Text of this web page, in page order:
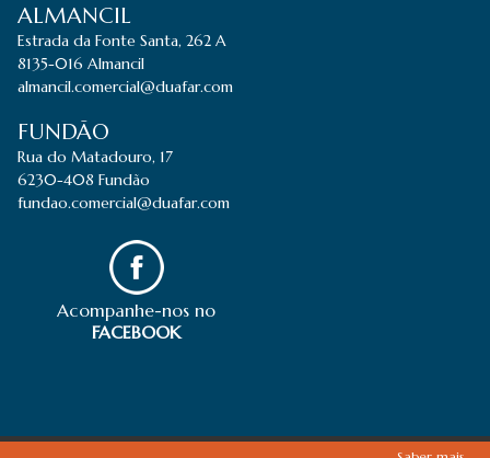
ALMANCIL
Estrada da Fonte Santa, 262 A
8135-016 Almancil
almancil.comercial@duafar.com
FUNDÃO
Rua do Matadouro, 17
6230-408 Fundão
fundao.comercial@duafar.com
Acompanhe-nos no
FACEBOOK